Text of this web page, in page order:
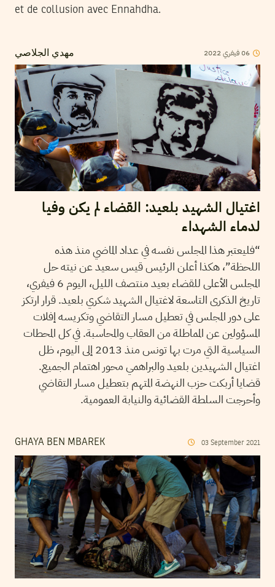
et de collusion avec Ennahdha.
مهدي الجلاصي 06فيفري2022
اغتيال الشهيد بلعيد: القضاء لم يكن وفيا
لدماء الشهداء
“فليعتبر هذا المجلس نفسه في عداد الماضي منذ هذه
اللحظة”، هكذا أعلن الرئيس قيس سعيد عن نيته حل
المجلس الأعلى للقضاء بعيد منتصف الليل، اليوم 6 فيفري،
تاريخ الذكرى التاسعة لاغتيال الشهيد شكري بلعيد. قرار ارتكز
على دور المجلس في تعطيل مسار التقاضي وتكريسه إفلات
المسؤولين عن المماطلة من العقاب والمحاسبة. في كل المحطات
السياسية التي مرت بها تونس منذ 2013 إلى اليوم، ظل
اغتيال الشهيدين بلعيد والبراهمي محور اهتمام الجميع.
قضايا أربكت حزب النهضة المتهم بتعطيل مسار التقاضي
وأحرجت السلطة القضائية والنيابة العمومية.
GHAYA BEN MBAREK 03 September 2021